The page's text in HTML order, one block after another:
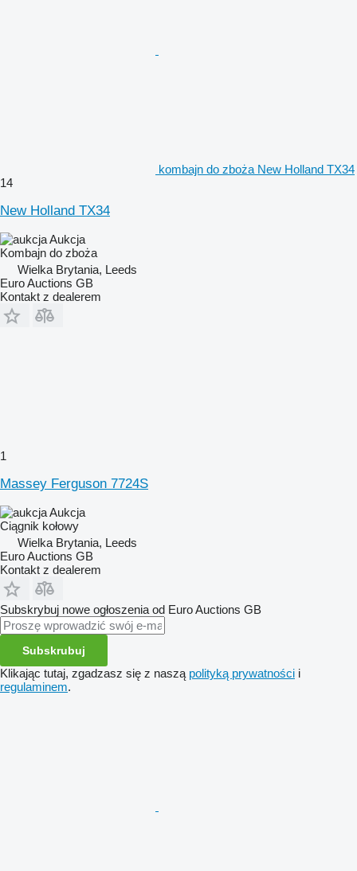
kombajn do zboża New Holland TX34
14
New Holland TX34
Aukcja
Kombajn do zboża
Wielka Brytania, Leeds
Euro Auctions GB
Kontakt z dealerem
1
Massey Ferguson 7724S
Aukcja
Ciągnik kołowy
Wielka Brytania, Leeds
Euro Auctions GB
Kontakt z dealerem
Subskrybuj nowe ogłoszenia od Euro Auctions GB
Subskrubuj
Klikając tutaj, zgadzasz się z naszą polityką prywatności i
regulaminem.